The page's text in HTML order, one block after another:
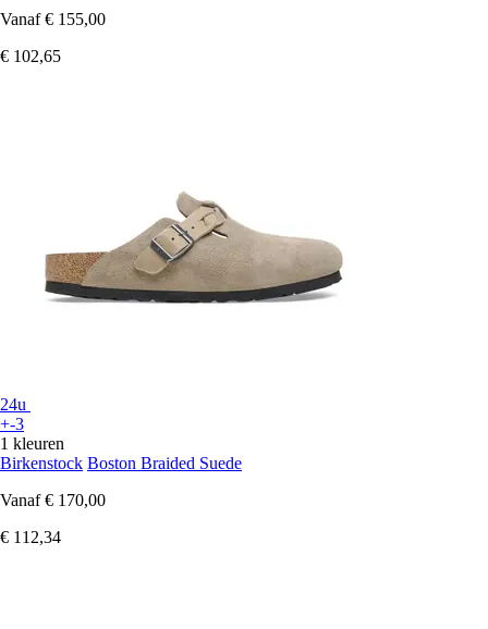
Vanaf € 155,00
€ 102,65
24u
+-3
1 kleuren
Birkenstock Boston Braided Suede
Vanaf € 170,00
€ 112,34